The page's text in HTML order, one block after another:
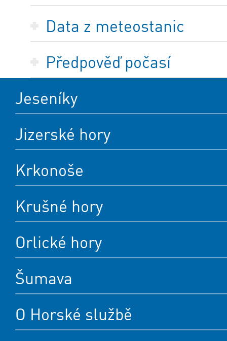
Data z meteostanic
Předpověď počasí
Jeseníky
Jizerské hory
Krkonoše
Krušné hory
Orlické hory
Šumava
O Horské službě